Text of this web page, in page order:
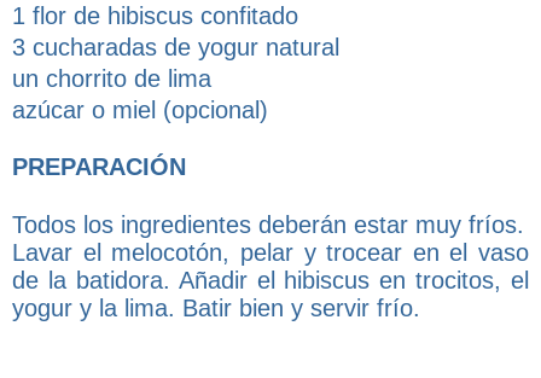
1 flor de hibiscus confitado
3 cucharadas de yogur natural
un chorrito de lima
azúcar o miel (opcional)
PREPARACIÓN
Todos los ingredientes deberán estar muy fríos.
Lavar el melocotón, pelar y trocear en el vaso
de la batidora. Añadir el hibiscus en trocitos, el
yogur y la lima. Batir bien y servir frío.